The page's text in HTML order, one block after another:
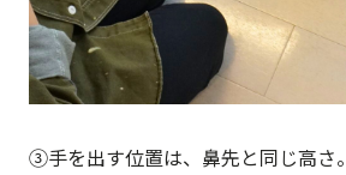
③手を出す位置は、鼻先と同じ高さ。